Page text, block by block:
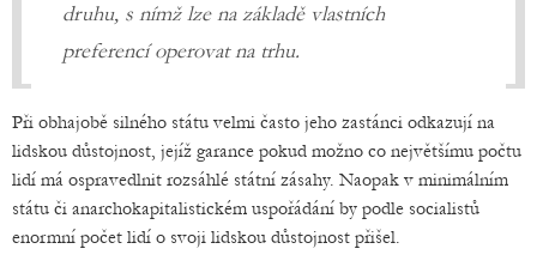
druhu, s nímž lze na základě vlastních
preferencí operovat na trhu.
Při obhajobě silného státu velmi často jeho zastánci odkazují na
lidskou důstojnost, jejíž garance pokud možno co největšímu počtu
lidí má ospravedlnit rozsáhlé státní zásahy. Naopak v minimálním
státu či anarchokapitalistickém uspořádání by podle socialistů
enormní počet lidí o svoji lidskou důstojnost přišel.